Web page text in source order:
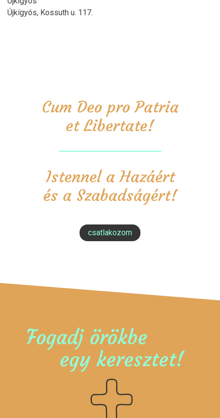
Újkígyós, Kossuth u. 117.
Cum Deo pro Patria
et Libertate!
Istennel a Hazáért
és a Szabadságért!
csatlakozom
Fogadj örökbe
egy keresztet!